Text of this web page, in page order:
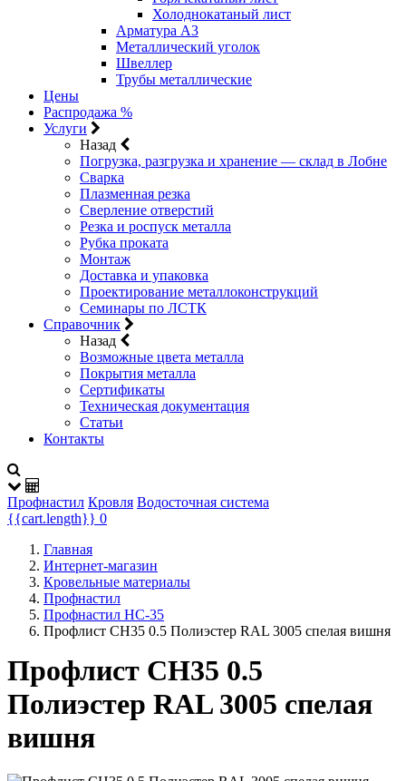
Холоднокатаный лист
Арматура А3
Металлический уголок
Швеллер
Трубы металлические
Цены
Распродажа %
Услуги
Назад
Погрузка, разгрузка и хранение — склад в Лобне
Сварка
Плазменная резка
Сверление отверстий
Резка и роспуск металла
Рубка проката
Монтаж
Доставка и упаковка
Проектирование металлоконструкций
Семинары по ЛСТК
Справочник
Назад
Возможные цвета металла
Покрытия металла
Сертификаты
Техническая документация
Статьи
Контакты
Профнастил Кровля Водосточная система
{{cart.length}} 0
Главная
Интернет-магазин
Кровельные материалы
Профнастил
Профнастил НС-35
Профлист СН35 0.5 Полиэстер RAL 3005 спелая вишня
Профлист СН35 0.5
Полиэстер RAL 3005 спелая
вишня